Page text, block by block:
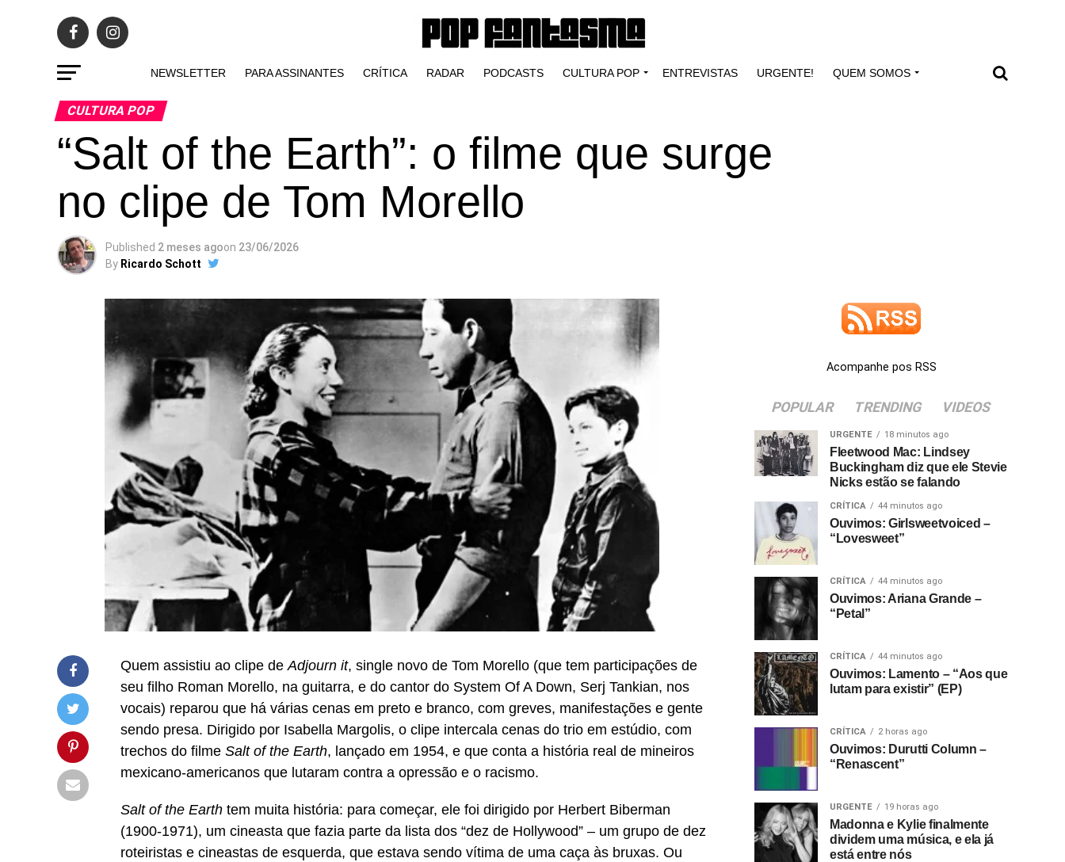
NEWSLETTER PARA ASSINANTES CRÍTICA RADAR PODCASTS CULTURA POP ENTREVISTAS URGENTE! QUEM SOMOS
CULTURA POP
“Salt of the Earth”: o filme que surge
no clipe de Tom Morello
Published 2 meses agoon 23/06/2026
By Ricardo Schott
Quem assistiu ao clipe deAdjourn it, single novo de Tom Morello (que tem participações de
seu filho Roman Morello, na guitarra, e do cantor do System Of A Down, Serj Tankian, nos
vocais) reparou que há várias cenas em preto e branco, com greves, manifestações e gente
sendo presa. Dirigido por Isabella Margolis, o clipe intercala cenas do trio em estúdio, com
trechos do filme Salt of the Earth, lançado em 1954, e que conta a história real de mineiros
mexicano-americanos que lutaram contra a opressão e o racismo.
Salt of the Earth tem muita história: para começar, ele foi dirigido por Herbert Biberman
(1900-1971), um cineasta que fazia parte da lista dos “dez de Hollywood” – um grupo de dez
roteiristas e cineastas de esquerda, que estava sendo vítima de uma caça às bruxas. Ou
Acompanhe pos RSS
POPULAR TRENDING VIDEOS
URGENTE 18 minutos ago
Fleetwood Mac: Lindsey
Buckingham diz que ele Stevie
Nicks estão se falando
CRÍTICA 44 minutos ago
Ouvimos: Girlsweetvoiced –
“Lovesweet”
CRÍTICA 44 minutos ago
Ouvimos: Ariana Grande –
“Petal”
CRÍTICA 44 minutos ago
Ouvimos: Lamento – “Aos que
lutam para existir” (EP)
CRÍTICA 2 horas ago
Ouvimos: Durutti Column –
“Renascent”
URGENTE 19 horas ago
Madonna e Kylie finalmente
dividem uma música, e ela já
está entre nós